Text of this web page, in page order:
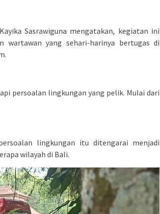
Sasrawiguna mengatakan, kegiatan ini
wartawan yang sehari-harinya bertugas di
persoalan lingkungan yang pelik. Mulai dari
lingkungan itu ditengarai menjadi
wilayah di Bali.